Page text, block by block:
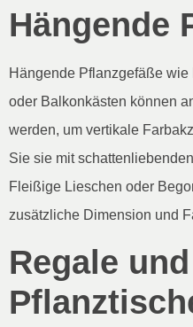
Hängende
Hängende Pflanzgefäße
oder Balkonkästen können
werden, um vertikale
Sie sie mit
Fleißige Lieschen oder
zusätzliche Dimension und
Regale und